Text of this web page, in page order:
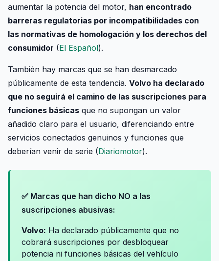
aumentar la potencia del motor, han encontrado
barreras regulatorias por incompatibilidades con
las normativas de homologación y los derechos del
consumidor (El Español).
También hay marcas que se han desmarcado
públicamente de esta tendencia. Volvo ha declarado
que no seguirá el camino de las suscripciones para
funciones básicas que no supongan un valor
añadido claro para el usuario, diferenciando entre
servicios conectados genuinos y funciones que
deberían venir de serie (Diariomotor).
✅ Marcas que han dicho NO a las
suscripciones abusivas:
Volvo: Ha declarado públicamente que no
cobrará suscripciones por desbloquear
potencia ni funciones básicas del vehículo